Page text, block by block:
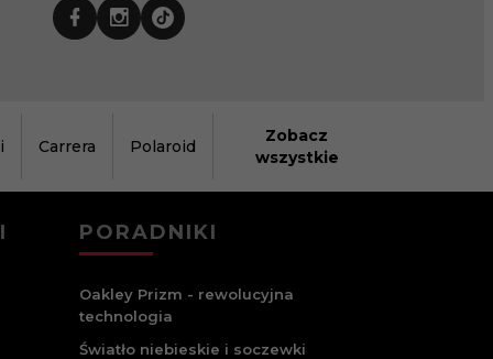
Carrera Polaroid
Zobacz
wszystkie
PORADNIKI
Oakley Prizm - rewolucyjna
technologia
Światło niebieskie i soczewki